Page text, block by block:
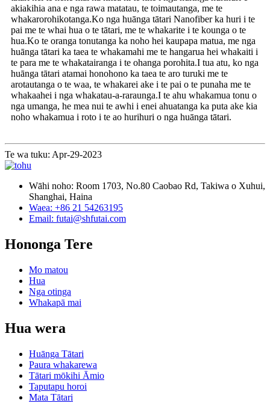
akiakihia ana e nga rawa matatau, te toimautanga, me te
whakarorohikotanga.Ko nga huānga tātari Nanofiber ka huri i te
pai me te whai hua o te tātari, me te whakarite i te kounga o te
hua.Ko te oranga tonutanga ka noho hei kaupapa matua, me nga
huānga tātari ka taea te whakamahi me te hangarua hei whakaiti i
te para me te whakatairanga i te ohanga porohita.I tua atu, ko nga
huānga tātari atamai honohono ka taea te aro turuki me te
arotautanga o te waa, te whakarei ake i te pai o te punaha me te
whakaahei i nga whakatau-a-raraunga.I te ahu whakamua tonu o
nga umanga, he mea nui te awhi i enei ahuatanga ka puta ake kia
noho whakamua i roto i te ao hurihuri o nga huānga tātari.
Te wa tuku: Apr-29-2023
Wāhi noho: Room 1703, No.80 Caobao Rd, Takiwa o Xuhui,
Shanghai, Haina
Waea: +86 21 54263195
Email: futai@shfutai.com
Hononga Tere
Mo matou
Hua
Nga otinga
Whakapā mai
Hua wera
Huānga Tātari
Paura whakarewa
Tātari mōkihi Āmio
Taputapu horoi
Mata Tātari